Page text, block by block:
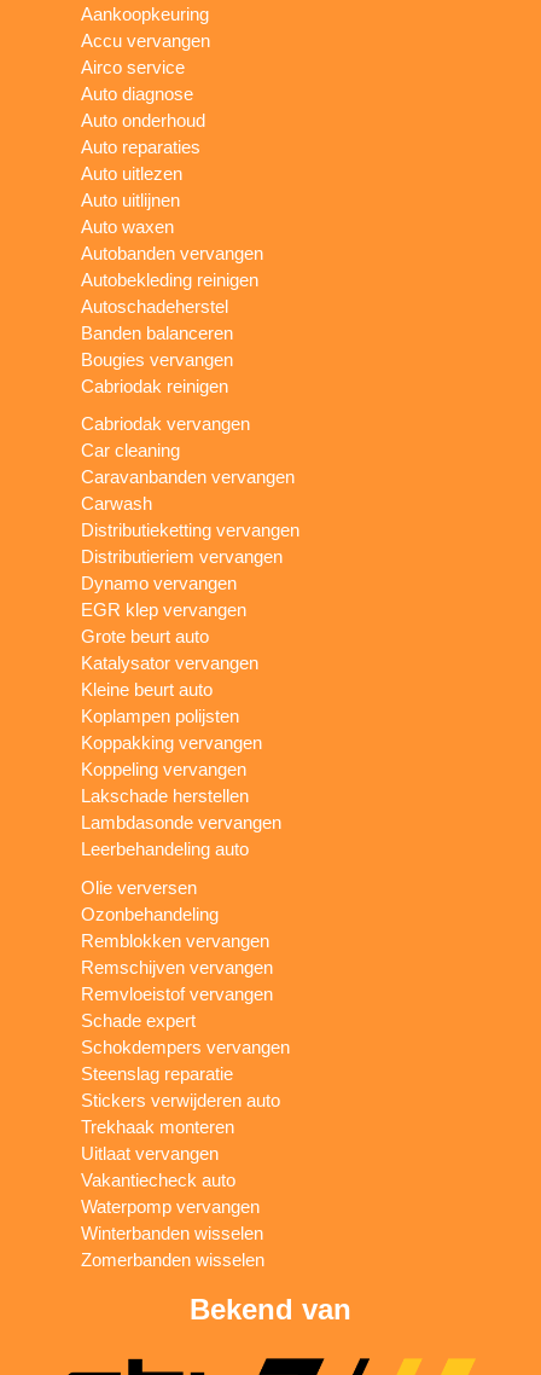
Aankoopkeuring
Accu vervangen
Airco service
Auto diagnose
Auto onderhoud
Auto reparaties
Auto uitlezen
Auto uitlijnen
Auto waxen
Autobanden vervangen
Autobekleding reinigen
Autoschadeherstel
Banden balanceren
Bougies vervangen
Cabriodak reinigen
Cabriodak vervangen
Car cleaning
Caravanbanden vervangen
Carwash
Distributieketting vervangen
Distributieriem vervangen
Dynamo vervangen
EGR klep vervangen
Grote beurt auto
Katalysator vervangen
Kleine beurt auto
Koplampen polijsten
Koppakking vervangen
Koppeling vervangen
Lakschade herstellen
Lambdasonde vervangen
Leerbehandeling auto
Olie verversen
Ozonbehandeling
Remblokken vervangen
Remschijven vervangen
Remvloeistof vervangen
Schade expert
Schokdempers vervangen
Steenslag reparatie
Stickers verwijderen auto
Trekhaak monteren
Uitlaat vervangen
Vakantiecheck auto
Waterpomp vervangen
Winterbanden wisselen
Zomerbanden wisselen
Bekend van